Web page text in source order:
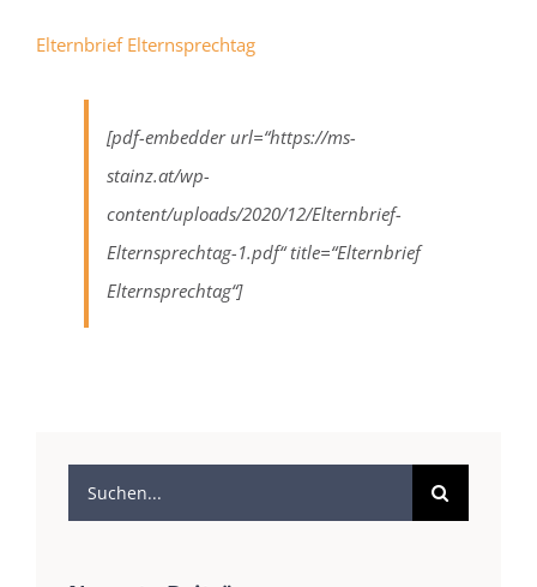
Elternbrief Elternsprechtag
[pdf-embedder url=“https://ms-
stainz.at/wp-
content/uploads/2020/12/Elternbrief-
Elternsprechtag-1.pdf“ title=“Elternbrief
Elternsprechtag“]
Suche
nach: